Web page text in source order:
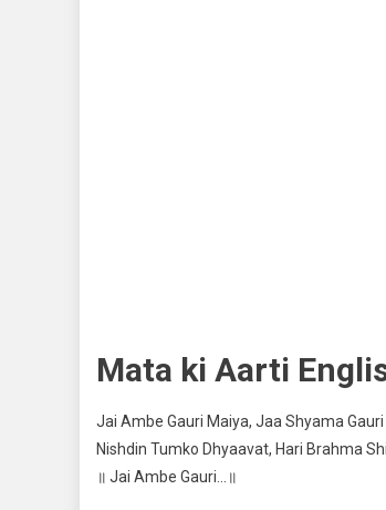
Mata ki Aarti
Jai Ambe Gauri Maiya, Jaa Shyama
Nishdin Tumko Dhyaavat, Hari Brahma
॥ Jai Ambe Gauri…॥